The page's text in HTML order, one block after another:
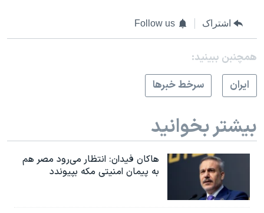
اشتراک Follow us
همچنبن ببینید:
ايران
سرخط خبرها
بیشتر بخوانید
هاکان فیدان: انتظار می‌رود مصر هم
به پیمان امنیتی مکه بپیوندد